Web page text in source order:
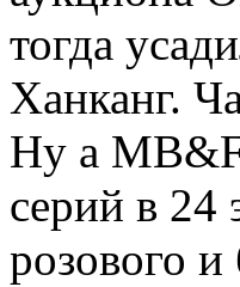
тогда
Ханканг.
Ну а
серий в 24
розового и